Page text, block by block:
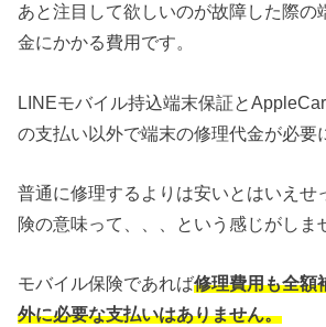
あと注目して欲しいのが故障した際の
金にかかる費用です。
LINEモバイル持込端末保証と
の支払い以外で端末の修理代金が必要
普通に修理するよりは安いとはいえせ
険の意味って、、、という感じがしま
モバイル保険であれば修理費用も全額
外に必要な支払いはありません。